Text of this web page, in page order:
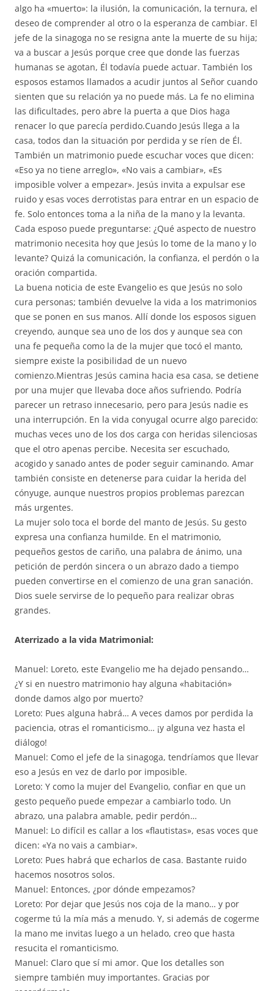
algo ha «muerto»: la ilusión, la comunicación, la ternura, el
deseo de comprender al otro o la esperanza de cambiar. El
jefe de la sinagoga no se resigna ante la muerte de su hija;
va a buscar a Jesús porque cree que donde las fuerzas
humanas se agotan, Él todavía puede actuar. También los
esposos estamos llamados a acudir juntos al Señor cuando
sienten que su relación ya no puede más. La fe no elimina
las dificultades, pero abre la puerta a que Dios haga
renacer lo que parecía perdido.Cuando Jesús llega a la
casa, todos dan la situación por perdida y se ríen de Él.
También un matrimonio puede escuchar voces que dicen:
«Eso ya no tiene arreglo», «No vais a cambiar», «Es
imposible volver a empezar». Jesús invita a expulsar ese
ruido y esas voces derrotistas para entrar en un espacio de
fe. Solo entonces toma a la niña de la mano y la levanta.
Cada esposo puede preguntarse: ¿Qué aspecto de nuestro
matrimonio necesita hoy que Jesús lo tome de la mano y lo
levante? Quizá la comunicación, la confianza, el perdón o la
oración compartida.
La buena noticia de este Evangelio es que Jesús no solo
cura personas; también devuelve la vida a los matrimonios
que se ponen en sus manos. Allí donde los esposos siguen
creyendo, aunque sea uno de los dos y aunque sea con
una fe pequeña como la de la mujer que tocó el manto,
siempre existe la posibilidad de un nuevo
comienzo.Mientras Jesús camina hacia esa casa, se detiene
por una mujer que llevaba doce años sufriendo. Podría
parecer un retraso innecesario, pero para Jesús nadie es
una interrupción. En la vida conyugal ocurre algo parecido:
muchas veces uno de los dos carga con heridas silenciosas
que el otro apenas percibe. Necesita ser escuchado,
acogido y sanado antes de poder seguir caminando. Amar
también consiste en detenerse para cuidar la herida del
cónyuge, aunque nuestros propios problemas parezcan
más urgentes.
La mujer solo toca el borde del manto de Jesús. Su gesto
expresa una confianza humilde. En el matrimonio,
pequeños gestos de cariño, una palabra de ánimo, una
petición de perdón sincera o un abrazo dado a tiempo
pueden convertirse en el comienzo de una gran sanación.
Dios suele servirse de lo pequeño para realizar obras
grandes.
Aterrizado a la vida Matrimonial:
Manuel: Loreto, este Evangelio me ha dejado pensando…
¿Y si en nuestro matrimonio hay alguna «habitación»
donde damos algo por muerto?
Loreto: Pues alguna habrá… A veces damos por perdida la
paciencia, otras el romanticismo… ¡y alguna vez hasta el
diálogo!
Manuel: Como el jefe de la sinagoga, tendríamos que llevar
eso a Jesús en vez de darlo por imposible.
Loreto: Y como la mujer del Evangelio, confiar en que un
gesto pequeño puede empezar a cambiarlo todo. Un
abrazo, una palabra amable, pedir perdón…
Manuel: Lo difícil es callar a los «flautistas», esas voces que
dicen: «Ya no vais a cambiar».
Loreto: Pues habrá que echarlos de casa. Bastante ruido
hacemos nosotros solos.
Manuel: Entonces, ¿por dónde empezamos?
Loreto: Por dejar que Jesús nos coja de la mano… y por
cogerme tú la mía más a menudo. Y, si además de cogerme
la mano me invitas luego a un helado, creo que hasta
resucita el romanticismo.
Manuel: Claro que sí mi amor. Que los detalles son
siempre también muy importantes. Gracias por